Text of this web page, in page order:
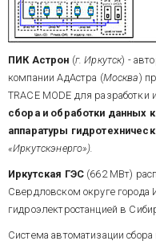
ПИК Астрон (г. Иркутск) -
компании АдАстра (Москва)
TRACE MODE для разработки
сбора и обработки данных
аппаратуры
«Иркутскэнерго»).
Иркутская ГЭС (662 МВт)
Свердловском округе города
гидроэлектростанцией в
Система автоматизации